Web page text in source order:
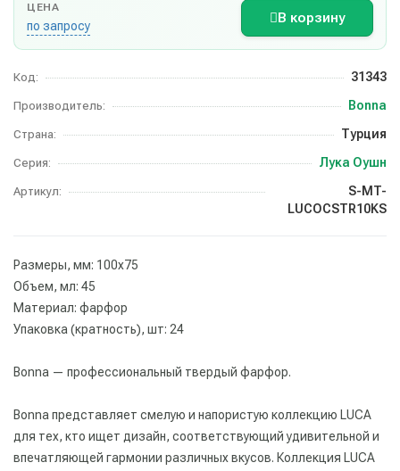
ЦЕНА
по запросу
В корзину
Код: 31343
Производитель: Bonna
Страна: Турция
Серия: Лука Оушн
Артикул:
S-MT-
LUCOCSTR10KS
Размеры, мм: 100х75
Объем, мл: 45
Материал: фарфор
Упаковка (кратность), шт: 24
Bonna — профессиональный твердый фарфор.
Bonna представляет смелую и напористую коллекцию LUCA
для тех, кто ищет дизайн, соответствующий удивительной и
впечатляющей гармонии различных вкусов. Коллекция LUCA